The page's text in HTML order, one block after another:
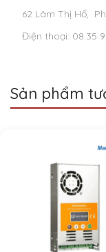
62 Lâm Thị Hố,
Điện thoại: 08.35
Sản phẩm